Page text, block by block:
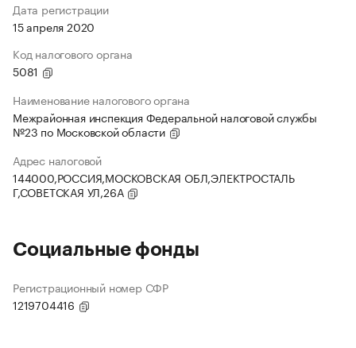
Дата регистрации
15 апреля 2020
Код налогового органа
5081
Наименование налогового органа
Межрайонная инспекция Федеральной налоговой службы
№23 по Московской области
Адрес налоговой
144000,РОССИЯ,МОСКОВСКАЯ ОБЛ,ЭЛЕКТРОСТАЛЬ
Г,СОВЕТСКАЯ УЛ,26А
Социальные фонды
Регистрационный номер СФР
1219704416